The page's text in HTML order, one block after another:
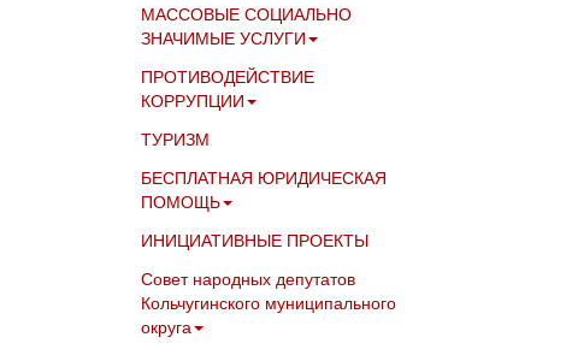
МАССОВЫЕ СОЦИАЛЬНО
ЗНАЧИМЫЕ УСЛУГИ
ПРОТИВОДЕЙСТВИЕ
КОРРУПЦИИ
ТУРИЗМ
БЕСПЛАТНАЯ ЮРИДИЧЕСКАЯ
ПОМОЩЬ
ИНИЦИАТИВНЫЕ ПРОЕКТЫ
Совет народных депутатов
Кольчугинского муниципального
округа